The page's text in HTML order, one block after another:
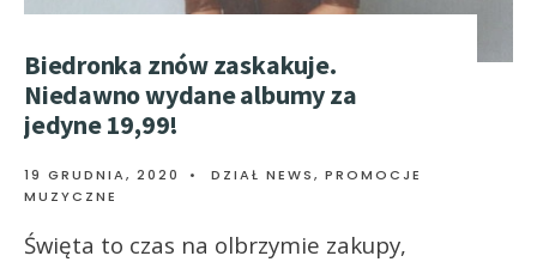
Biedronka znów zaskakuje.
Niedawno wydane albumy za
jedyne 19,99!
19 GRUDNIA, 2020 • DZIAŁ NEWS, PROMOCJE
MUZYCZNE
Święta to czas na olbrzymie zakupy,